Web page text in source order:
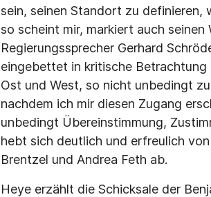
sein, seinen Standort zu definieren,
so scheint mir, markiert auch seinen
Regierungssprecher Gerhard
eingebettet in kritische Betrachtung
Ost und West, so nicht unbedingt
nachdem ich mir diesen Zugang
unbedingt Übereinstimmung,
hebt sich deutlich und erfreulich
Brentzel und Andrea Feth ab.
Heye erzählt die Schicksale der